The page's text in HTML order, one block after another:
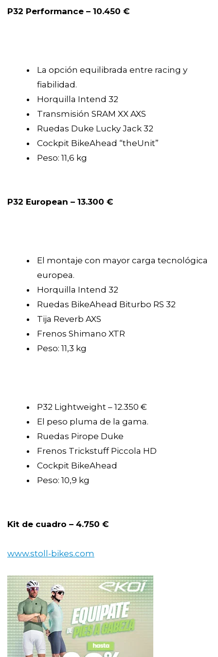
P32 Performance – 10.450 €
La opción equilibrada entre racing y
fiabilidad.
Horquilla Intend 32
Transmisión SRAM XX AXS
Ruedas Duke Lucky Jack 32
Cockpit BikeAhead “theUnit”
Peso: 11,6 kg
P32 European – 13.300 €
El montaje con mayor carga tecnológica
europea.
Horquilla Intend 32
Ruedas BikeAhead Biturbo RS 32
Tija Reverb AXS
Frenos Shimano XTR
Peso: 11,3 kg
P32 Lightweight – 12.350 €
El peso pluma de la gama.
Ruedas Pirope Duke
Frenos Trickstuff Piccola HD
Cockpit BikeAhead
Peso: 10,9 kg
Kit de cuadro – 4.750 €
www.stoll-bikes.com